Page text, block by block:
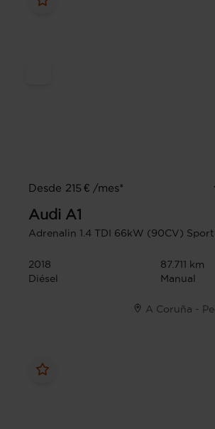
Desde 215 € /mes*
Audi A1
Adrenalin 1.4 TDI 66kW (90CV)
2018
87.711 km
Diésel
Manual
A Coruña -